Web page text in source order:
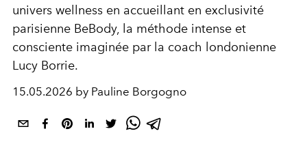
univers wellness en accueillant en exclusivité
parisienne BeBody, la méthode intense et
consciente imaginée par la coach londonienne
Lucy Borrie.
15.05.2026 by Pauline Borgogno